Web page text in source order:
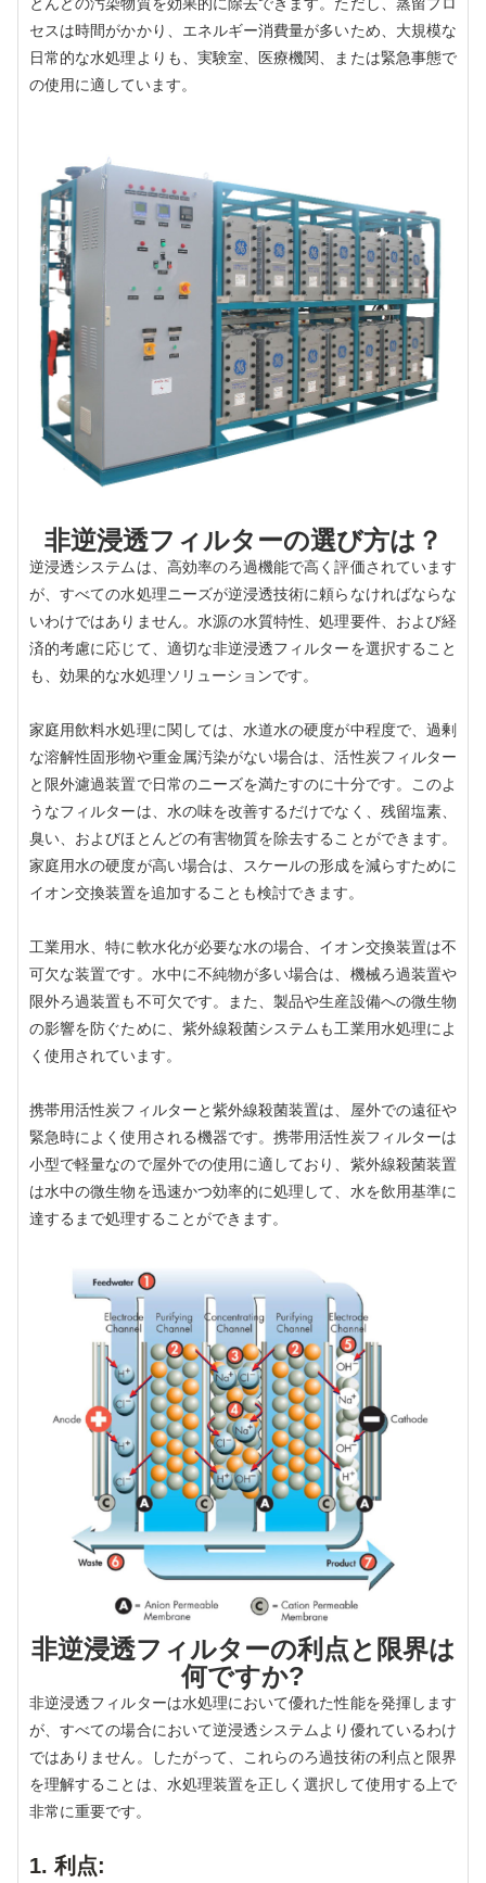
セスは時間がかかり、エネルギー消費量が多いため、大規模な
日常的な水処理よりも、実験室、医療機関、または緊急事態で
の使用に適しています。
非逆浸透フィルターの選び方は？
逆浸透システムは、高効率のろ過機能で高く評価されています
が、すべての水処理ニーズが逆浸透技術に頼らなければならな
いわけではありません。水源の水質特性、処理要件、および経
済的考慮に応じて、適切な非逆浸透フィルターを選択すること
も、効果的な水処理ソリューションです。
家庭用飲料水処理に関しては、水道水の硬度が中程度で、過剰
な溶解性固形物や重金属汚染がない場合は、活性炭フィルター
と限外濾過装置で日常のニーズを満たすのに十分です。このよ
うなフィルターは、水の味を改善するだけでなく、残留塩素、
臭い、およびほとんどの有害物質を除去することができます。
家庭用水の硬度が高い場合は、スケールの形成を減らすために
イオン交換装置を追加することも検討できます。
工業用水、特に軟水化が必要な水の場合、イオン交換装置は不
可欠な装置です。水中に不純物が多い場合は、機械ろ過装置や
限外ろ過装置も不可欠です。また、製品や生産設備への微生物
の影響を防ぐために、紫外線殺菌システムも工業用水処理によ
く使用されています。
携帯用活性炭フィルターと紫外線殺菌装置は、屋外での遠征や
緊急時によく使用される機器です。携帯用活性炭フィルターは
小型で軽量なので屋外での使用に適しており、紫外線殺菌装置
は水中の微生物を迅速かつ効率的に処理して、水を飲用基準に
達するまで処理することができます。
非逆浸透フィルターの利点と限界は
何ですか?
非逆浸透フィルターは水処理において優れた性能を発揮します
が、すべての場合において逆浸透システムより優れているわけ
ではありません。したがって、これらのろ過技術の利点と限界
を理解することは、水処理装置を正しく選択して使用する上で
非常に重要です。
1. 利点: